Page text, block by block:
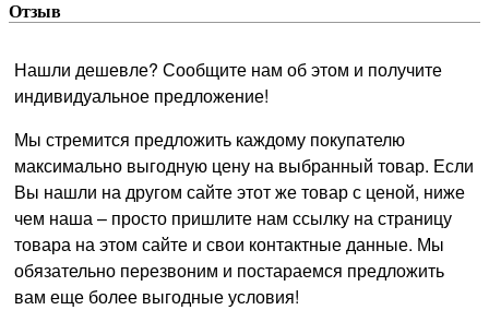
Отзыв
Нашли дешевле? Сообщите нам об этом и получите
индивидуальное предложение!
Мы стремится предложить каждому покупателю
максимально выгодную цену на выбранный товар. Если
Вы нашли на другом сайте этот же товар с ценой, ниже
чем наша – просто пришлите нам ссылку на страницу
товара на этом сайте и свои контактные данные. Мы
обязательно перезвоним и постараемся предложить
вам еще более выгодные условия!